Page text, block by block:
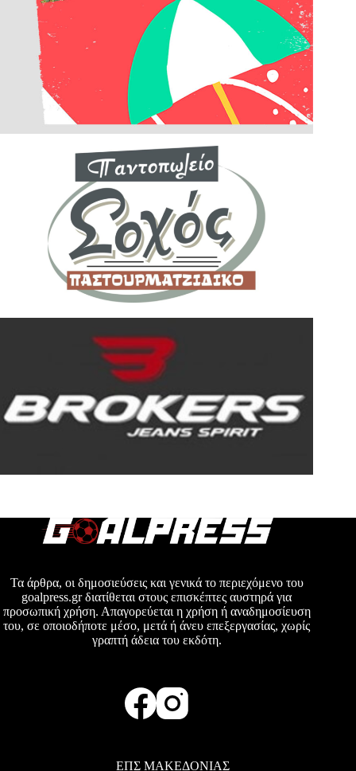
Τα άρθρα, οι δημοσιεύσεις και γενικά το περιεχόμενο του
goalpress.gr διατίθεται στους επισκέπτες αυστηρά για
προσωπική χρήση. Απαγορεύεται η χρήση ή αναδημοσίευση
του, σε οποιοδήποτε μέσο, μετά ή άνευ επεξεργασίας, χωρίς
γραπτή άδεια του εκδότη.
ΕΠΣ ΜΑΚΕΔΟΝΙΑΣ